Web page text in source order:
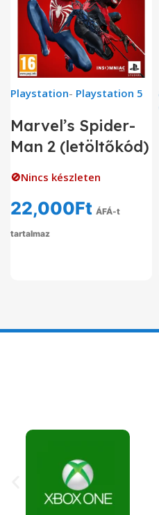
Playstation- Playstation 5
Marvel’s Spider-
Man 2 (letöltőkód)
🚫Nincs készleten
22,000Ft ÁFÁ-t
tartalmaz